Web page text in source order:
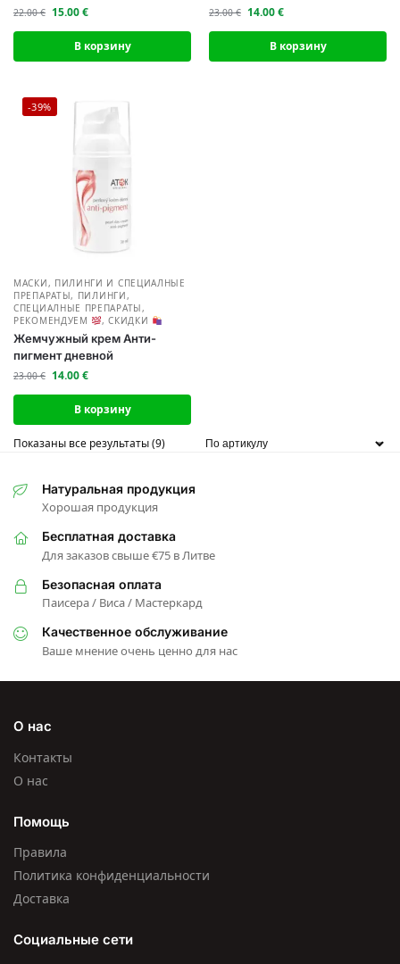
22.00€ 15.00€
В корзину
23.00€ 14.00€
В корзину
-39%
МАСКИ, ПИЛИНГИ И СПЕЦИАЛНЫЕ
ПРЕПАРАТЫ, ПИЛИНГИ,
СПЕЦИАЛНЫЕ ПРЕПАРАТЫ,
РЕКОМЕНДУЕМ
,СКИДКИ
Жемчужный крем Анти-
пигмент дневной
23.00€ 14.00€
В корзину
Показаны все результаты (9)
Натуральная продукция
Хорошая продукция
Бесплатная доставка
Для заказов свыше €75 в Литве
Безопасная оплата
Паисера / Виса / Мастеркард
Качественное обслуживание
Ваше мнение очень ценно для нас
О нас
Контакты
О нас
Помощь
Правила
Политика конфиденциальности
Доставка
Социальные сети